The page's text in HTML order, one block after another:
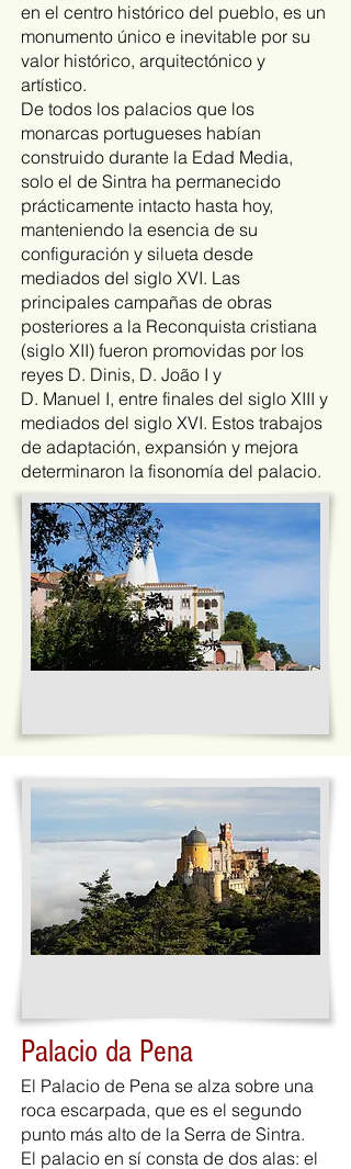
en el centro histórico del pueblo, es un
monumento único e inevitable por su
valor histórico, arquitectónico y
artístico.
De todos los palacios que los
monarcas portugueses habían
construido durante la Edad Media,
solo el de Sintra ha permanecido
prácticamente intacto hasta hoy,
manteniendo la esencia de su
configuración y silueta desde
mediados del siglo XVI. Las
principales campañas de obras
posteriores a la Reconquista cristiana
(siglo XII) fueron promovidas por los
reyes D. Dinis, D. João I y
D. Manuel I, entre finales del siglo XIII y
mediados del siglo XVI. Estos trabajos
de adaptación, expansión y mejora
determinaron la fisonomía del palacio.
Palacio da Pena
El Palacio de Pena se alza sobre una
roca escarpada, que es el segundo
punto más alto de la Serra de Sintra.
El palacio en sí consta de dos alas: el